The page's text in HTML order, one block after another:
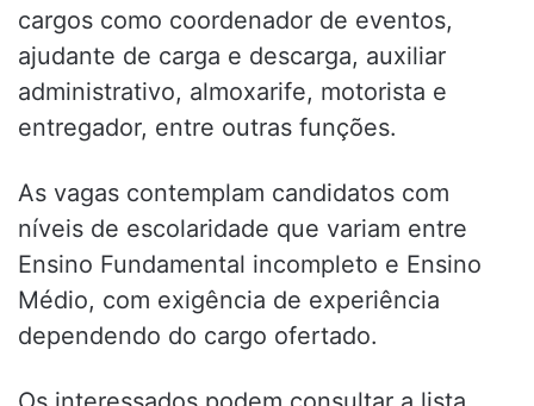
cargos como coordenador de eventos,
ajudante de carga e descarga, auxiliar
administrativo, almoxarife, motorista e
entregador, entre outras funções.
As vagas contemplam candidatos com
níveis de escolaridade que variam entre
Ensino Fundamental incompleto e Ensino
Médio, com exigência de experiência
dependendo do cargo ofertado.